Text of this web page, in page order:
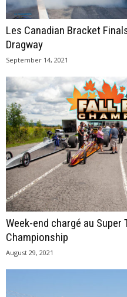
Les Canadian Bracket
Dragway
September 14, 2021
Week-end chargé au Super
Championship
August 29, 2021